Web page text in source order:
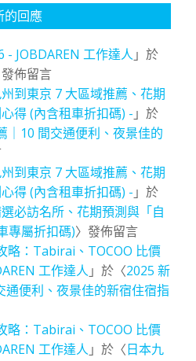
的回應
JOBDAREN 工作達人 」於
佈留言
到東京 7 大區域推薦、花期
得 (內含租車折扣碼) - 」於
｜10 間交通便利、夜景佳的
到東京 7 大區域推薦、花期
得 (內含租車折扣碼) - 」於
必訪名所、花期預測與「自
專屬折扣碼)〉發佈留言
略：Tabirai、TOCOO 比價
工作達人 」於〈2025 新
通便利、夜景佳的新宿住宿指
略：Tabirai、TOCOO 比價
工作達人 」於〈日本九